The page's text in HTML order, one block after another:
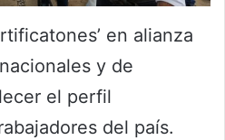
en alianza
y de
el perfil
del país.